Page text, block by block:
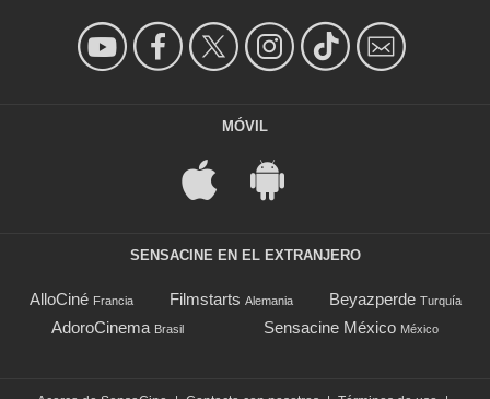
MÓVIL
SENSACINE EN EL EXTRANJERO
AlloCiné Francia Filmstarts Alemania Beyazperde Turquía
AdoroCinema Brasil Sensacine México México